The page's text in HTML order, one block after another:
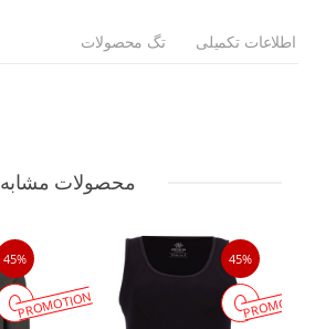
اطلاعات تکمیلی تگ محصولات
محصولات مشابه
45%
45%
PROMOTION